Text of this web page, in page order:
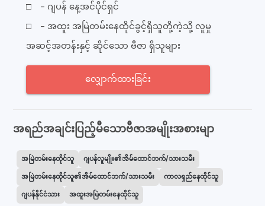
□ - ဂျပန် နေ့အင်ပိုင်ရှင်
□ - အထူး အမြဲတမ်းနေထိုင်ခွင့်ရှိသူတို့ကဲ့သို့ လူမှု
အဆင့်အတန်းနှင့် ဆိုင်သော ဗီဇာ ရှိသူများ
လျှောက်ထားခြင်း
အရည်အချင်းပြည့်မီသောဗီဇာအမျိုးအစားမျာ
အမြဲတမ်းနေထိုင်သူ ဂျပန်လူမျိုး၏အိမ်ထောင်ဘက်/သားသမီး
အမြဲတမ်းနေထိုင်သူ၏အိမ်ထောင်ဘက်/သားသမီး ကာလရှည်နေထိုင်သူ
ဂျပန်နိုင်ငံသား အထူးအမြဲတမ်းနေထိုင်သူ